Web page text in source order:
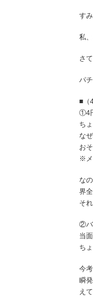
す
私
さ
パ
■（
①4
ち
な
お
※メ
な
界
そ
②バ
当
ち
今
瞬
え